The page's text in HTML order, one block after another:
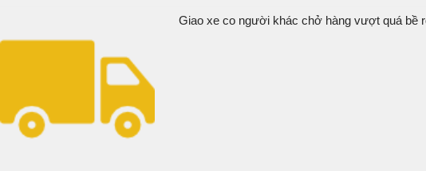
Giao xe co người khác chở hàng vượt quá bề